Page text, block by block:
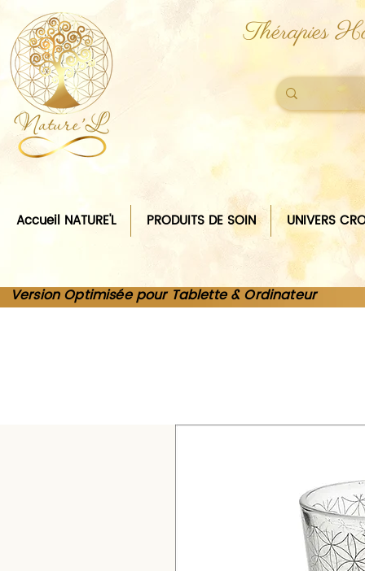
Thérapies
Accueil NATURE'L PRODUITS DE SOIN UNIVERS
Version Optimisée pour Tablette & Ordinateur